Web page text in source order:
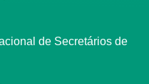
de Secretários de